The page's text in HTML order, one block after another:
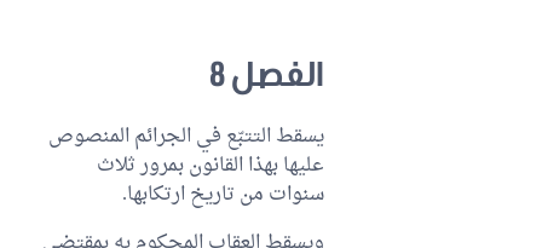
الفصل 8
يسقط التتبّع في الجرائم المنصوص
عليها بهذا القانون بمرور ثلاث
سنوات من تاريخ ارتكابها.